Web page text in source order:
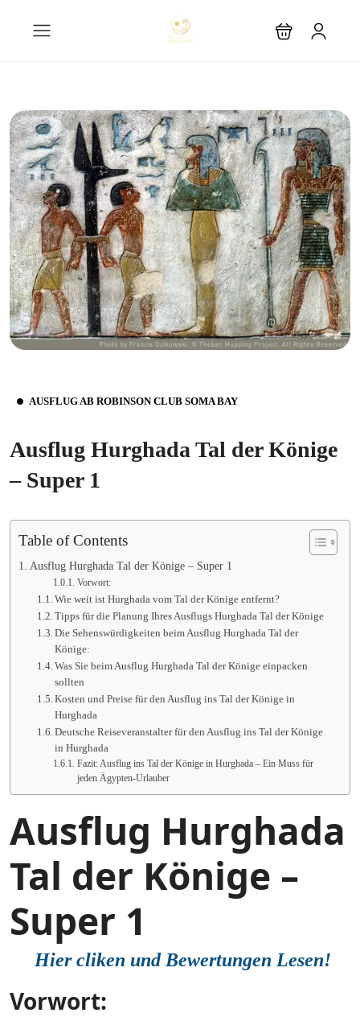
AUSFLUG AB ROBINSON CLUB SOMA BAY
Ausflug Hurghada Tal der Könige
– Super 1
Table of Contents
Ausflug Hurghada Tal der Könige – Super 1
Vorwort:
Wie weit ist Hurghada vom Tal der Könige entfernt?
Tipps für die Planung Ihres Ausflugs Hurghada Tal der Könige
Die Sehenswürdigkeiten beim Ausflug Hurghada Tal der
Könige:
Was Sie beim Ausflug Hurghada Tal der Könige einpacken
sollten
Kosten und Preise für den Ausflug ins Tal der Könige in
Hurghada
Deutsche Reiseveranstalter für den Ausflug ins Tal der Könige
in Hurghada
Fazit: Ausflug ins Tal der Könige in Hurghada – Ein Muss für
jeden Ägypten-Urlauber
Ausflug Hurghada
Tal der Könige –
Super 1
Hier cliken und Bewertungen Lesen!
Vorwort: